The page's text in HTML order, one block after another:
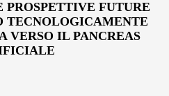
PROSPETTIVE FUTURE
TECNOLOGICAMENTE
VERSO IL PANCREAS